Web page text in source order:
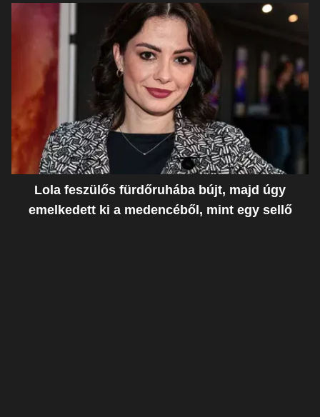
Lola feszülős fürdőruhába bújt, majd úgy
emelkedett ki a medencéből, mint egy sellő